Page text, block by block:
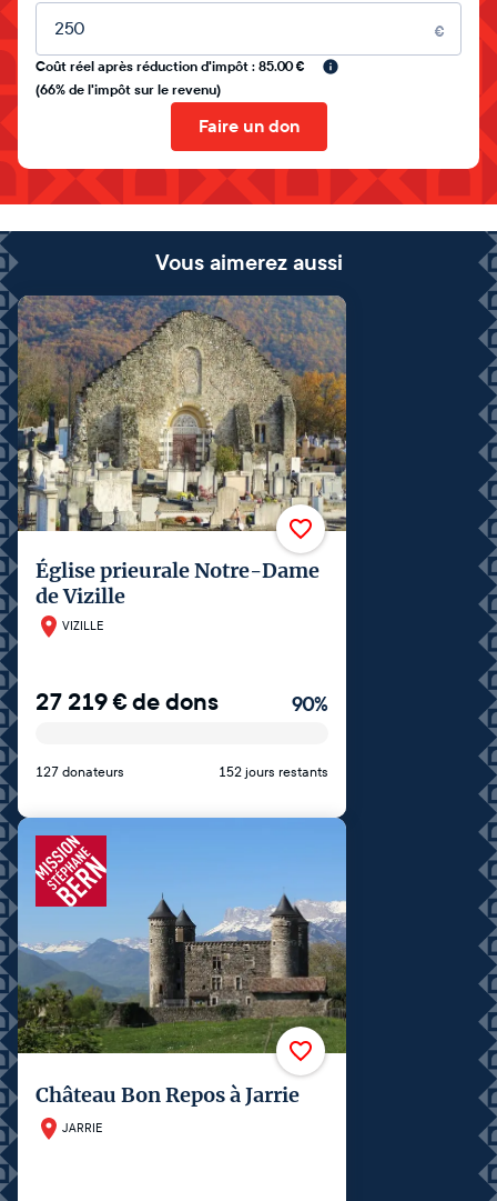
Montant libre
€
Coût réel après réduction d'impôt : 85.00 €
(66% de l'impôt sur le revenu)
Faire un don
Vous aimerez aussi
Église prieurale Notre-Dame
de Vizille
VIZILLE
27 219€de dons 90%
127 donateurs 152 jours restants
Château Bon Repos à Jarrie
JARRIE